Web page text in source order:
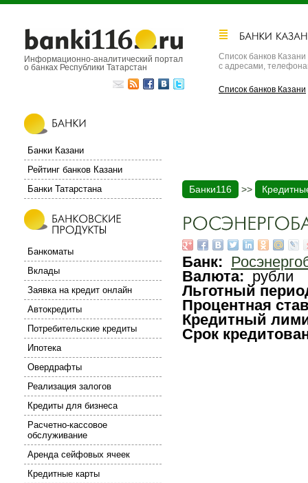
Банки116 >>
Банк:
Валюта: рубли
Льготный
Процентная
Кредитный
Срок
Информационно-аналитический портал
о банках Республики Татарстан
Список банков Казани
с адресами,
Список банков Казани
Банки Казани
Рейтинг банков Казани
Банки Татарстана
Банкоматы
Вклады
Заявка на кредит онлайн
Автокредиты
Потребительские кредиты
Ипотека
Овердрафты
Реализация залогов
Кредиты для бизнеса
Расчетно-кассовое
обслуживание
Аренда сейфовых ячеек
Кредитные карты